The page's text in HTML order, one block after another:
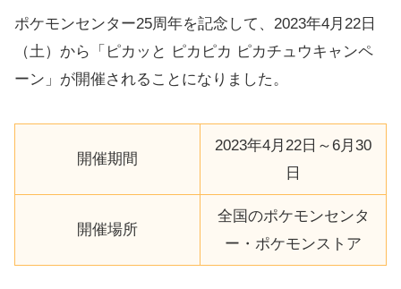
ポケモンセンター25周年を記念して、2023年4月22日
（土）から「ピカッと ピカピカ ピカチュウキャンペ
ーン」が開催されることになりました。
開催期間
2023年4月22日～6月30
日
開催場所
全国のポケモンセンタ
ー・ポケモンストア